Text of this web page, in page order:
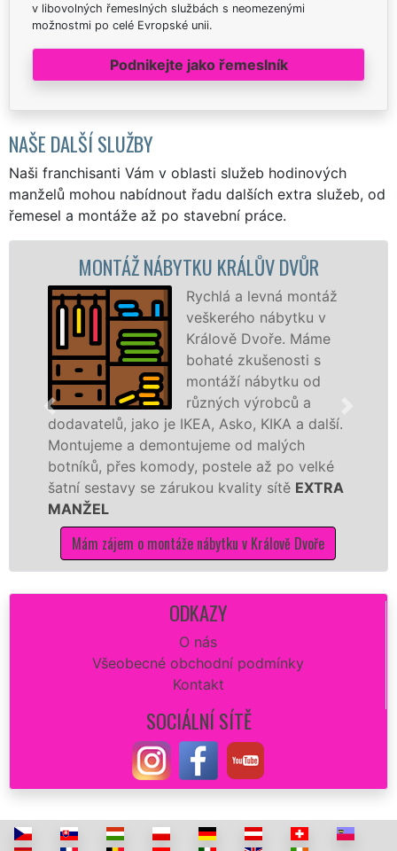
v libovolných řemeslných službách s neomezenými
možnostmi po celé Evropské unii.
Podnikejte jako řemeslník
NAŠE DALŠÍ SLUŽBY
Naši franchisanti Vám v oblasti služeb hodinových
manželů mohou nabídnout řadu dalších extra služeb, od
řemesel a montáže až po stavební práce.
NÁBYTKU KRÁLŮV DVŮR
Rychlá a levná montáž
veškerého nábytku v
Králově Dvoře. Máme
bohaté zkušenosti s
montáží nábytku od
různých výrobců a
jako je IKEA, Asko, KIKA a další.
a demontujeme od malých
komody, postele až po velké
se zárukou kvality sítěEXTRA
o montáže nábytku v Králově Dvoře
různých
Nobilie,
tuto
ODKAZY
O nás
Všeobecné obchodní podmínky
Kontakt
SOCIÁLNÍ SÍTĚ